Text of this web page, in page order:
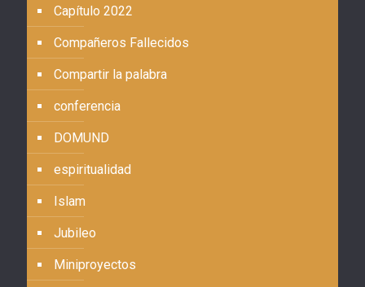
Capítulo 2022
Compañeros Fallecidos
Compartir la palabra
conferencia
DOMUND
espiritualidad
Islam
Jubileo
Miniproyectos